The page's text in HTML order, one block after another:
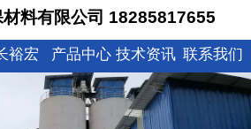
料有限公司 18285817655
裕宏 产品中心 联系我们
技术资讯